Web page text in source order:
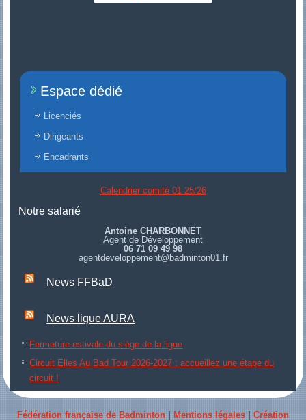
Espace dédié
Licenciés
Dirigeants
Encadrants
Calendrier comité 01 25/26
Notre salarié
Antoine CHARBONNET
Agent de Développement
06 71 09 49 98
agentdeveloppement@badminton01.fr
News FFBaD
News ligue AURA
Fermeture estivale du siège de la ligue
Circuit Elles Au Bad Tour 2026-2027 : accueillez une étape du
circuit !
Fédération française de Badminton | Mentions légales | Création